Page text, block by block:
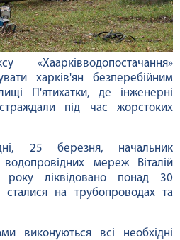
«Хаарківводопостачання»
харків'ян безперебійним
П'ятихатки, де інженерні
під час жорстоких
25 березня, начальник
водопровідних мереж Віталій
року ліквідовано понад 30
сталися на трубопроводах та
виконуються всі необхідні